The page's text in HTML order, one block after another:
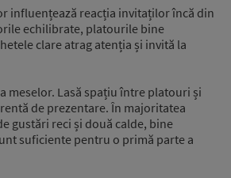
influențează reacția invitaților încă din
echilibrate, platourile bine
clare atrag atenția și invită la
meselor. Lasă spațiu între platouri și
de prezentare. În majoritatea
gustări reci și două calde, bine
suficiente pentru o primă parte a